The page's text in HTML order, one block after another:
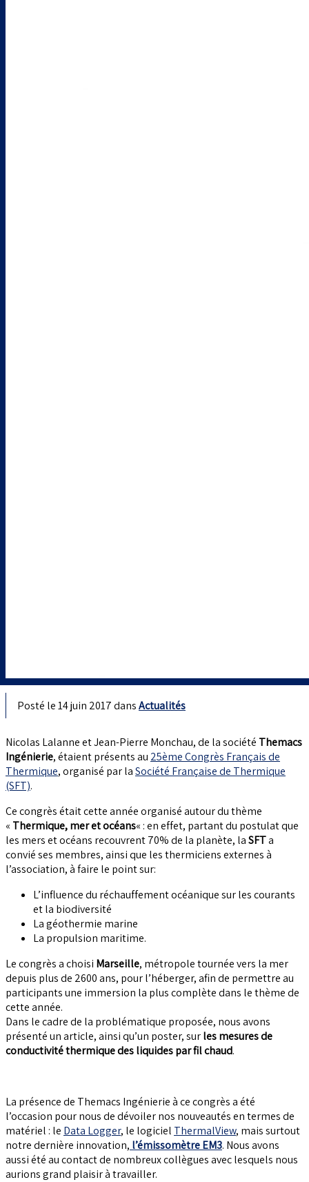
Posté le 14 juin 2017 dansActualités
Nicolas Lalanne et Jean-Pierre Monchau, de la société Themacs
Ingénierie, étaient présents au 25ème Congrès Français de
Thermique, organisé par laSociété Française de Thermique
(SFT).
Ce congrès était cette année organisé autour du thème
« Thermique, mer et océans« : en effet, partant du postulat que
les mers et océans recouvrent 70% de la planète, laSFTa
convié ses membres, ainsi que les thermiciens externes à
l’association, à faire le point sur:
L’influence du réchauffement océanique sur les courants
et la biodiversité
La géothermie marine
La propulsion maritime.
Le congrès a choisi Marseille, métropole tournée vers la mer
depuis plus de 2600 ans, pour l’héberger, afin de permettre au
participants une immersion la plus complète dans le thème de
cette année.
Dans le cadre de la problématique proposée, nous avons
présenté un article, ainsi qu’un poster, surles mesures de
conductivité thermique des liquides par fil chaud.
La présence de Themacs Ingénierie à ce congrès a été
l’occasion pour nous de dévoiler nos nouveautés en termes de
matériel : le Data Logger, le logiciel ThermalView, mais surtout
notre dernière innovation, l’émissomètre EM3. Nous avons
aussi été au contact de nombreux collègues avec lesquels nous
aurions grand plaisir à travailler.